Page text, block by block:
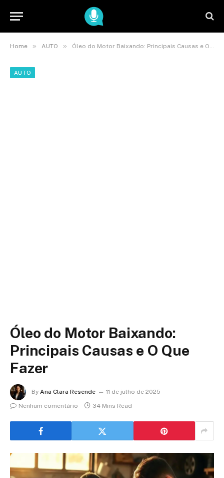
Home » AUTO » Óleo do Motor Baixando: Principais Causas e O Que Fazer
AUTO
Óleo do Motor Baixando:
Principais Causas e O Que
Fazer
By Ana Clara Resende
11 de julho de 2025
Nenhum comentário
34 Mins Read